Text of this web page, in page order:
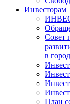
Инвесторам
Совет
в
План